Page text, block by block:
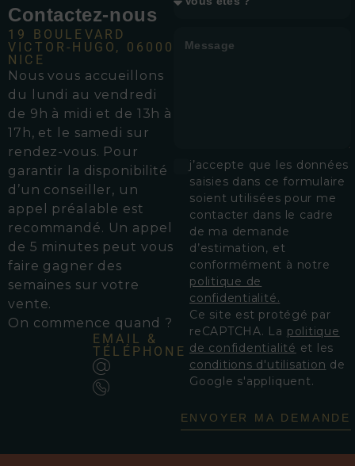
Contactez-nous
19 BOULEVARD
VICTOR-HUGO, 06000
NICE
Nous vous accueillons
d u lundi au vendredi
de 9h à midi et de 13h à
17h, et le samedi sur
rendez-vous. Pour
garantir la disponibilité
d’un conseiller, un
appel préalable est
recommandé. Un appel
de 5 minutes peut vous
faire gagner des
semaines sur votre
vente.
On commence quand ?
EMAIL &
TÉLÉPHONE
j’accepte que les données
saisies dans ce formulaire
soient utilisées pour me
contacter dans le cadre
de ma demande
d’estimation, et
conformément à notre
politique de
confidentialité.
Ce site est protégé par
reCAPTCHA. La politique
de confidentialité et les
conditions d'utilisation de
Google s'appliquent.
ENVOYER MA DEMANDE